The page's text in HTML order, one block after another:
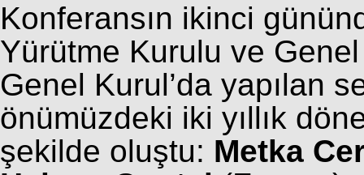
Konferansın ikinci
Yürütme Kurulu ve Genel
Genel Kurul’da yapılan
önümüzdeki iki yıllık
şekilde oluştu: Metka